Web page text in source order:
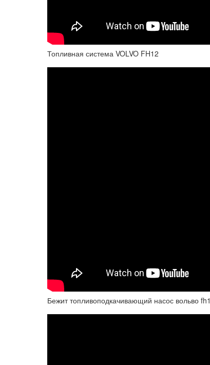
Топливная система VOLVO FH12
Бежит топливоподкачивающий насос вольво